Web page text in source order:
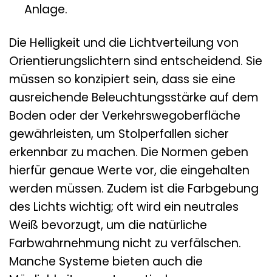
Anlage.
Die Helligkeit und die Lichtverteilung von
Orientierungslichtern sind entscheidend. Sie
müssen so konzipiert sein, dass sie eine
ausreichende Beleuchtungsstärke auf dem
Boden oder der Verkehrswegoberfläche
gewährleisten, um Stolperfallen sicher
erkennbar zu machen. Die Normen geben
hierfür genaue Werte vor, die eingehalten
werden müssen. Zudem ist die Farbgebung
des Lichts wichtig; oft wird ein neutrales
Weiß bevorzugt, um die natürliche
Farbwahrnehmung nicht zu verfälschen.
Manche Systeme bieten auch die